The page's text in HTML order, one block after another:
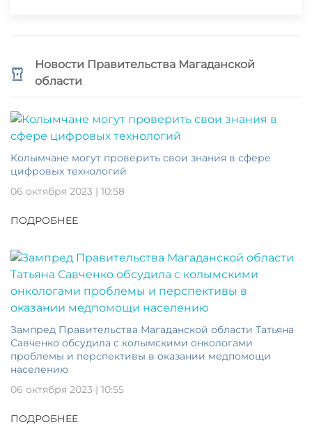
Новости Правительства Магаданской
области
Колымчане могут проверить свои знания в сфере
цифровых технологий
06 октября 2023 | 10:58
ПОДРОБНЕЕ
Зампред Правительства Магаданской области Татьяна
Савченко обсудила с колымскими онкологами
проблемы и перспективы в оказании медпомощи
населению
06 октября 2023 | 10:55
ПОДРОБНЕЕ